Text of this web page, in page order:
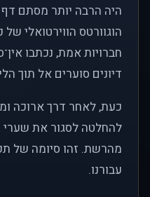
היה הרבה יותר מסתם
הוגוורטס הווירטואלי
חברויות אמת, נכתבו
דיונים סוערים אל תוך
כעת, לאחר דרך ארוכה
להחלטה לסגור את שערי
מהרשת. זהו סיומה של
עבורנו.